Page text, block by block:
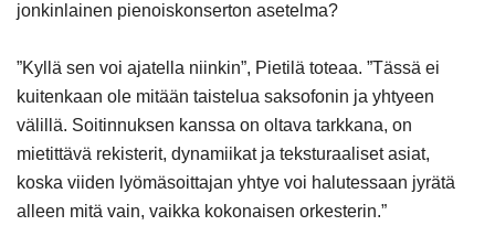
jonkinlainen pienoiskonserton asetelma?
”Kyllä sen voi ajatella niinkin”, Pietilä toteaa. ”Tässä ei
kuitenkaan ole mitään taistelua saksofonin ja yhtyeen
välillä. Soitinnuksen kanssa on oltava tarkkana, on
mietittävä rekisterit, dynamiikat ja teksturaaliset asiat,
koska viiden lyömäsoittajan yhtye voi halutessaan jyrätä
alleen mitä vain, vaikka kokonaisen orkesterin.”